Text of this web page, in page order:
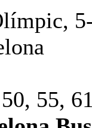
50, 55,